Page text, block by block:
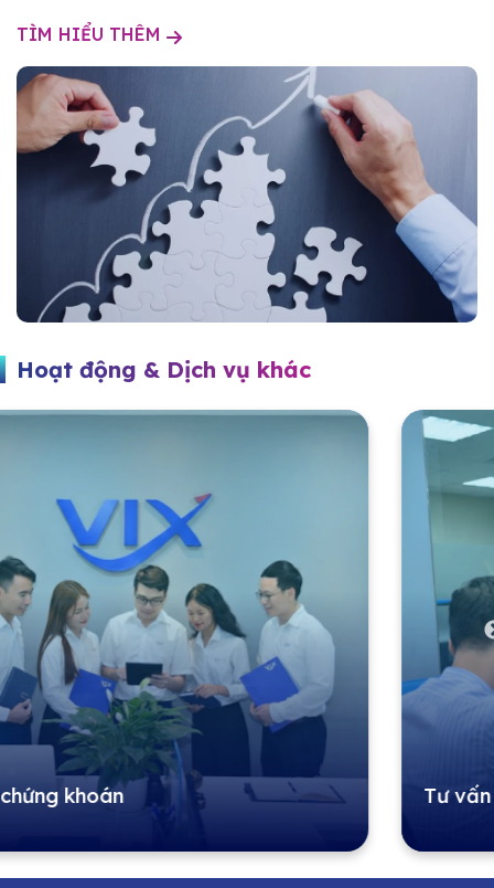
TÌM HIỂU THÊM
Hoạt động & Dịch vụ khác
Tư vấn đầu tư